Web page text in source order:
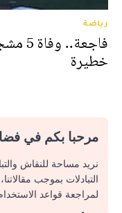
رياضة
خطيرة
مرحبا بكم في
نريد مساحة للنقاش
التبادلات بموجب
لمراجعة قواعد